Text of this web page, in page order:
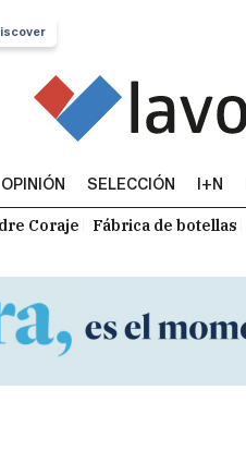
OPINIÓN SELECCIÓN I+N
Coraje Fábrica de botellas